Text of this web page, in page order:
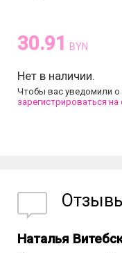
30.91 BYN
Нет в наличии.
Чтобы вас уведомили о
зарегистрироваться на
Наталья